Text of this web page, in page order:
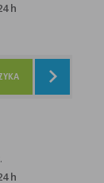
h
h